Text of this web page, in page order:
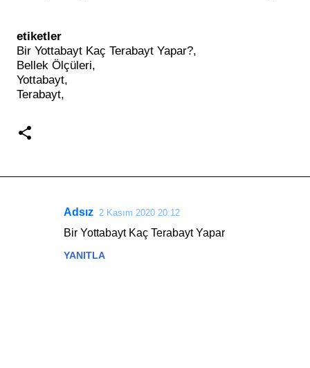
etiketler
Bir Yottabayt Kaç Terabayt Yapar?,
Bellek Ölçüleri,
Yottabayt,
Terabayt,
Adsız 2 Kasım 2020 20:12
Bir Yottabayt Kaç Terabayt Yapar
YANITLA